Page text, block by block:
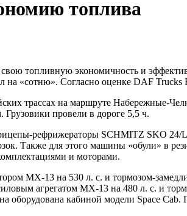
топлива
топливную экономичность и
на «сотню». Согласно оценке DAF
трассах на маршруте Набережные-
Грузовики провели в дороге 5,5 ч.
рефрижераторы SCHMITZ SKO
Также для этого машины «обули» в
и моторами.
MX-13 на 530 л. с. и тормозом-
агрегатом MX-13 на 480 л. с. и
оборудована кабиной модели Space